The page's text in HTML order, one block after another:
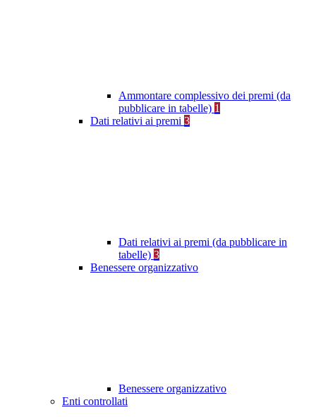
Ammontare complessivo dei premi (da
pubblicare in tabelle) 1
Dati relativi ai premi 3
Dati relativi ai premi (da pubblicare in
tabelle) 3
Benessere organizzativo
Benessere organizzativo
Enti controllati